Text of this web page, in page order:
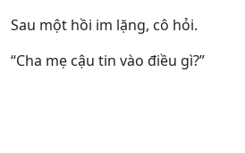
Sau một hồi im lặng, cô hỏi.
“Cha mẹ cậu tin vào điều gì?”